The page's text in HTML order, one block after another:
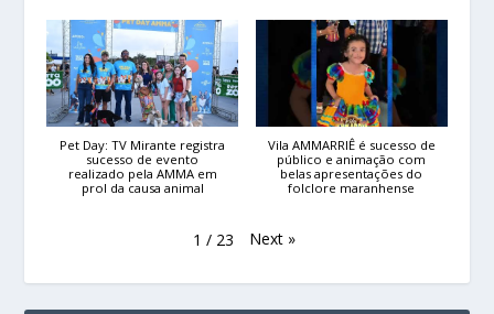
Pet Day: TV Mirante registra
sucesso de evento
realizado pela AMMA em
prol da causa animal
Vila AMMARRIÊ é sucesso de
público e animação com
belas apresentações do
folclore maranhense
1 / 23 Next »